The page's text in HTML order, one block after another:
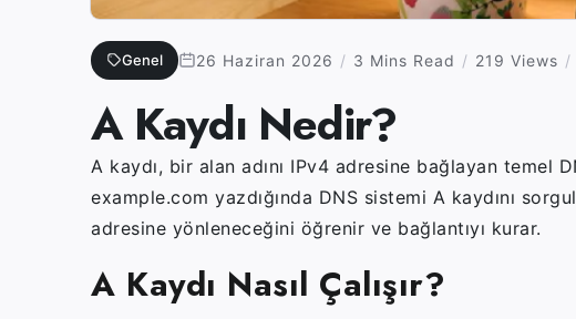
Genel 26 Haziran 2026 3 Mins Read 219 Views
A Kaydı Nedir?
A kaydı, bir alan adını IPv4 adresine bağlayan temel
example.com yazdığında DNS sistemi A kaydını
adresine yönleneceğini öğrenir ve bağlantıyı kurar.
A Kaydı Nasıl Çalışır?